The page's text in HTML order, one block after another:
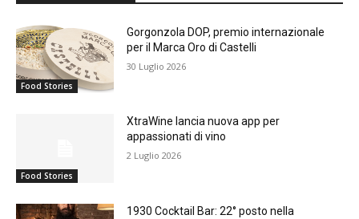
Food Stories
Gorgonzola DOP, premio internazionale
per il Marca Oro di Castelli
30 Luglio 2026
Food Stories
XtraWine lancia nuova app per
appassionati di vino
2 Luglio 2026
1930 Cocktail Bar: 22° posto nella